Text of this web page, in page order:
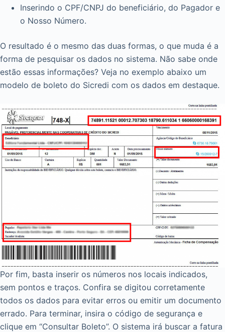
Inserindo o CPF/CNPJ do beneficiário, do Pagador e
o Nosso Número.
O resultado é o mesmo das duas formas, o que muda é a
forma de pesquisar os dados no sistema. Não sabe onde
estão essas informações? Veja no exemplo abaixo um
modelo de boleto do Sicredi com os dados em destaque.
Por fim, basta inserir os números nos locais indicados,
sem pontos e traços. Confira se digitou corretamente
todos os dados para evitar erros ou emitir um documento
errado. Para terminar, insira o código de segurança e
clique em “Consultar Boleto”. O sistema irá buscar a fatura